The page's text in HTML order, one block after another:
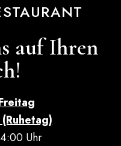
auf Ihren
Uhr